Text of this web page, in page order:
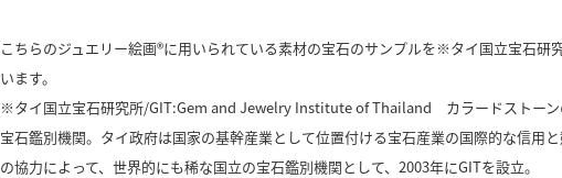
こちらのジュエリー絵画®に用いられている素材の宝石のサンプルを※タイ国立宝石
います。
※タイ国立宝石研究所/GIT:Gem and Jewelry Institute of Thailand カラードストーン
宝石鑑別機関。タイ政府は国家の基幹産業として位置付ける宝石産業の国際的な信用
の協力によって、世界的にも稀な国立の宝石鑑別機関として、2003年にGITを設立。